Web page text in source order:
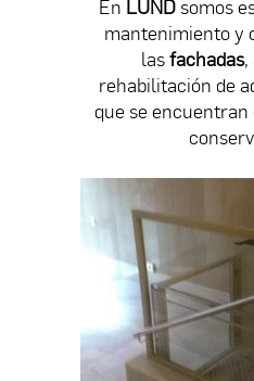
En LUND somos
mantenimiento y
lasfachadas,
rehabilitación de
que se